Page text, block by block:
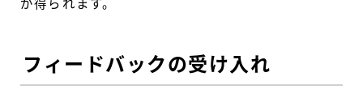
が得られます。
フィードバックの受け入れ